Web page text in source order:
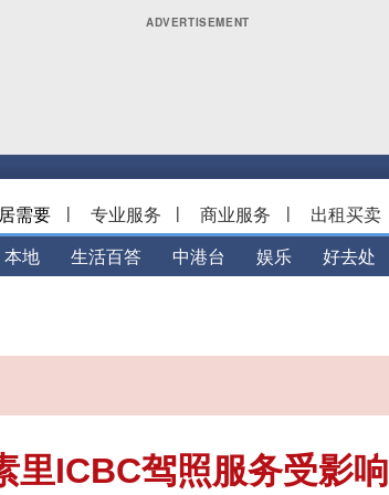
需要 | 专业服务 | 商业服务 | 出租买卖
本地 生活百答 中港台 娱乐 好去处
里ICBC驾照服务受影响